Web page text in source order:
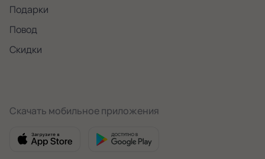
Подарки
Повод
Скидки
Скачать мобильное приложения